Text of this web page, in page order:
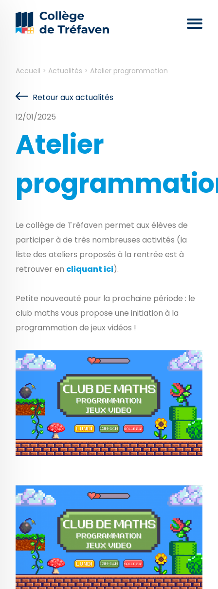
Accueil > Actualités > Atelier programmation
Retour aux actualités
12/01/2025
Atelier
Le collège de Tréfaven permet aux élèves de
participer à de très nombreuses activités (la
liste des ateliers proposés à la rentrée est à
retrouver en cliquant ici).
Petite nouveauté pour la prochaine période : le
club maths vous propose une initiation à la
programmation de jeux vidéos !